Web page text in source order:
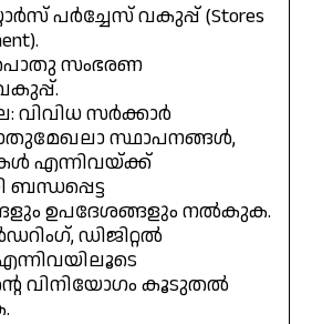
പർച്ചേസ് വകുപ്പ് (Stores
പൊതു സംഭരണ
വിവിധ സർക്കാർ
സ്ഥാപനങ്ങൾ,
എന്നിവയ്ക്ക്
ഉപദേശങ്ങളും നൽകുക.
ഡിജിറ്റൽ
വിനിയോഗം കൂടുതൽ